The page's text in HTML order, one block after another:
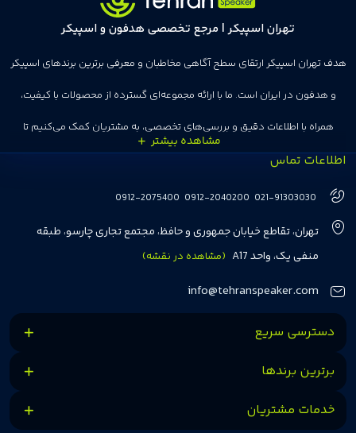
تهران اسپیکر | مرجع تخصصی هدفون و اسپیکر
هدف تهران اسپیکر ارتقای سطح آگاهی مخاطبان و معرفی برترین برندهای اسپیکر
و هدفون در ایران است. ما با ارائه مجموعه‌ای گسترده از محصولات با کیفیت،
همراه با اطلاعات دقیق و بررسی‌های تخصصی، به مشتریان کمک می‌کنیم تا
انتخاب‌های درست و هوشمندانه‌ای داشته باشند. تهران اسپیکر با تجربه‌ای بیش از
هفت سال در این زمینه، بر ایجاد تجربه خریدی آسان، سریع و مطمئن تمرکز دارد تا
مشتریان بتوانند با خیالی آسوده از انتخاب خود لذت ببرند. ما به رضایت و اعتماد
مشتریان اهمیت می‌دهیم و همواره در تلاشیم تا بهترین‌ها را برای آن‌ها فراهم
کنیم.
اطلاعات تماس
021-91303030
0912-2040200
0912-2075400
تهران، تقاطع خیابان جمهوری و حافظ، مجتمع تجاری چارسو، طبقه
منفی یک، واحد A17
(مشاهده در نقشه)
info@tehranspeaker.com
دسترسی سریع
برترین برندها
خدمات مشتریان